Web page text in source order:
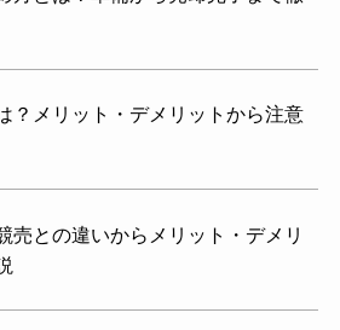
？メリット・デメリットから注意
売との違いからメリット・デメリ